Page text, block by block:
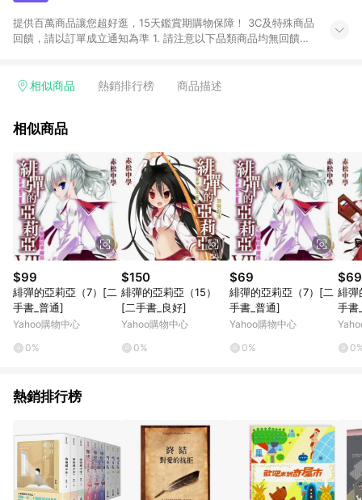
提供百萬商品讓您超好逛，15天鑑賞期購物保障！ 3C及特殊商品
回饋，請以訂單成立通知為準 1. 請注意以下品類商品均無回饋：
電玩/遊戲/相機/單眼/鏡頭/拍立得 [2024/6/1起適用] -內接硬
的購回饋活動享Yahoo超贈點回饋者 - 購物中心商店之商品：商
3. 訂單回饋金額將扣除運費/購物金/超贈點/福利金/紅利折抵/折
價券等虛擬貨幣折抵 4. 大宗採購或批發轉賣不具回饋資格： 如
有相關事證認定您為大宗採購、批發轉賣而非最終消費使用者，
相關認定以Yahoo購物中心之認定為準
相似商品 熱銷排行榜 商品描述
相似商品
$99
緋彈的亞莉亞（7）[二
手書_普通]
Yahoo購物中心
0%
$150
緋彈的亞莉亞（15）
[二手書_良好]
Yahoo購物中心
0%
$69
緋彈的亞莉亞（7）[二
手書_普通]
Yahoo購物中心
0%
$69
緋彈
手書
熱銷排行榜